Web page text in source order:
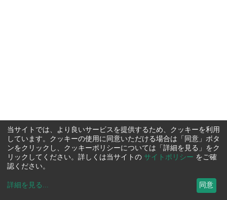
当サイトでは、より良いサービスを提供するため、クッキーを利用
しています。クッキーの使用に同意いただける場合は「同意」ボタ
ンをクリックし、クッキーポリシーについては「詳細を見る」をク
リックしてください。詳しくは当サイトの サイトポリシー をご確
認ください。
詳細を見る ... 同意